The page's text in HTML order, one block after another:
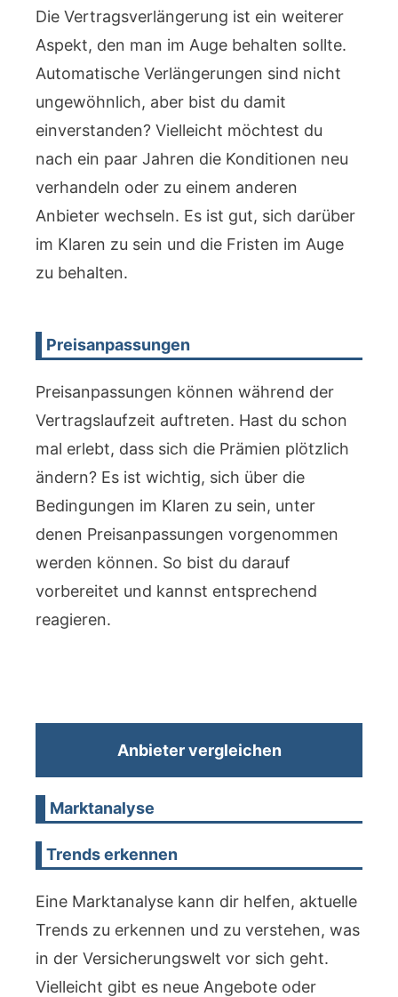
Die Vertragsverlängerung ist ein weiterer
Aspekt, den man im Auge behalten sollte.
Automatische Verlängerungen sind nicht
ungewöhnlich, aber bist du damit
einverstanden? Vielleicht möchtest du
nach ein paar Jahren die Konditionen neu
verhandeln oder zu einem anderen
Anbieter wechseln. Es ist gut, sich darüber
im Klaren zu sein und die Fristen im Auge
zu behalten.
Preisanpassungen
Preisanpassungen können während der
Vertragslaufzeit auftreten. Hast du schon
mal erlebt, dass sich die Prämien plötzlich
ändern? Es ist wichtig, sich über die
Bedingungen im Klaren zu sein, unter
denen Preisanpassungen vorgenommen
werden können. So bist du darauf
vorbereitet und kannst entsprechend
reagieren.
Anbieter vergleichen
Marktanalyse
Trends erkennen
Eine Marktanalyse kann dir helfen, aktuelle
Trends zu erkennen und zu verstehen, was
in der Versicherungswelt vor sich geht.
Vielleicht gibt es neue Angebote oder